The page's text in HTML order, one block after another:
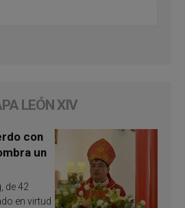
LEÓN XIV
con
un
de 42
en virtud